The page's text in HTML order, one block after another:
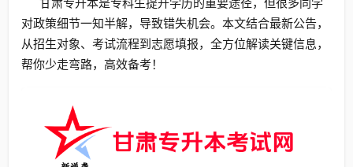
对政策细节一知半解，导致错失机会。本文结合最新公告，
从招生对象、考试流程到志愿填报，全方位解读关键信息，
帮你少走弯路，高效备考！